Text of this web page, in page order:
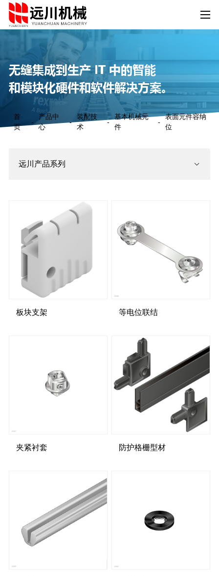
无缝集成到生产 IT 中的智能
和模块化硬件和软件解决方案。
首
页
-
产品中
心
-
装配技
术
-
基本机械元
件
-
表面元件容纳
位
远川产品系列
板块支架 等电位联结
夹紧衬套 防护格栅型材